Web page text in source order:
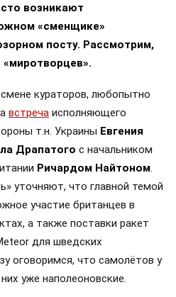
возникают
«сменщике»
посту. Рассмотрим,
кураторов, любопытно
встреча исполняющего
т.н. Украины Евгения
Драпатого с начальником
Ричардом Найтоном.
уточняют, что главной темой
участие британцев в
а также поставки ракет
для шведских
оговоримся, что самолётов у
уже наполеоновские.